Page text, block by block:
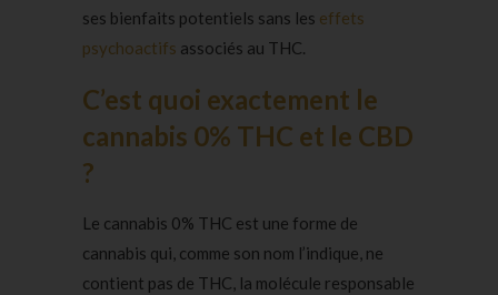
ses bienfaits potentiels sans les effets
psychoactifs associés au THC.
C’est quoi exactement le
cannabis 0% THC et le CBD
?
Le cannabis 0% THC est une forme de
cannabis qui, comme son nom l’indique, ne
contient pas de THC, la molécule responsable